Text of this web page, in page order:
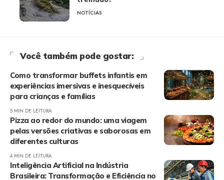
NOTÍCIAS
Você também pode gostar:
Como transformar buffets infantis em
experiências imersivas e inesquecíveis
para crianças e famílias
5 MIN DE LEITURA
Pizza ao redor do mundo: uma viagem
pelas versões criativas e saborosas em
diferentes culturas
4 MIN DE LEITURA
Inteligência Artificial na Indústria
Brasileira: Transformação e Eficiência no